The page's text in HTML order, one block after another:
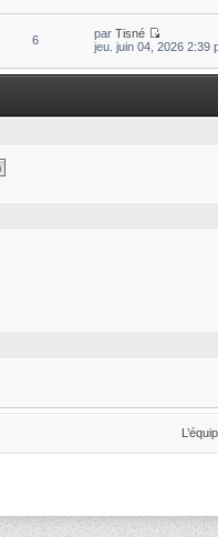
6 parTisné
jeu. juin 04, 2026 2:39